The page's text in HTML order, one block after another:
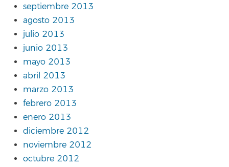
septiembre 2013
agosto 2013
julio 2013
junio 2013
mayo 2013
abril 2013
marzo 2013
febrero 2013
enero 2013
diciembre 2012
noviembre 2012
octubre 2012